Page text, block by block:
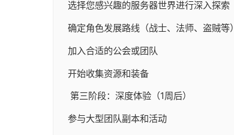
选择您感兴趣的服务器世界进行深入探索
确定角色发展路线（战士、法师、盗贼等）
加入合适的公会或团队
开始收集资源和装备
第三阶段：深度体验（1周后）
参与大型团队副本和活动